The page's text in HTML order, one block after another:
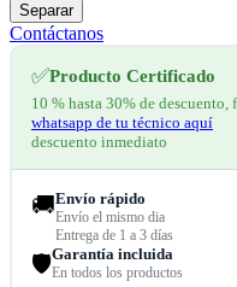
Separar
Contáctanos
✅Producto Certificado
10 % hasta 30% de
whatsapp de tu técnico aquí
descuento inmediato
🚚Envío rápido
Envío el mismo dia
Entrega de 1 a 3 días
🛡️Garantía incluida
En todos los productos